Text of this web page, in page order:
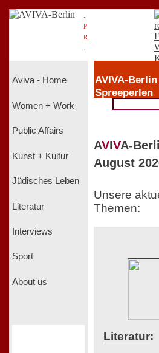
P
R
Aviva - Home
Women + Work
Public Affairs
Kunst + Kultur
Jüdisches Leben
Literatur
Interviews
Sport
About us
AVIVA-
Spreeperlen
AVIVA-
August
Unsere
Themen:
Literatur: